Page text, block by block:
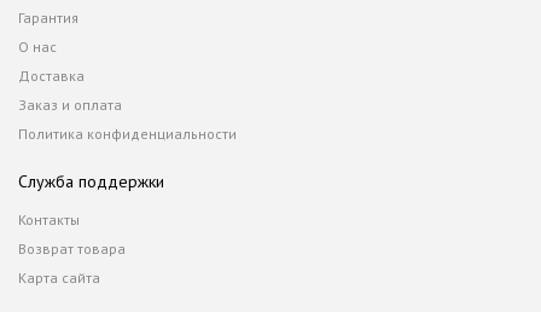
Гарантия
О нас
Доставка
Заказ и оплата
Политика конфиденциальности
Служба поддержки
Контакты
Возврат товара
Карта сайта